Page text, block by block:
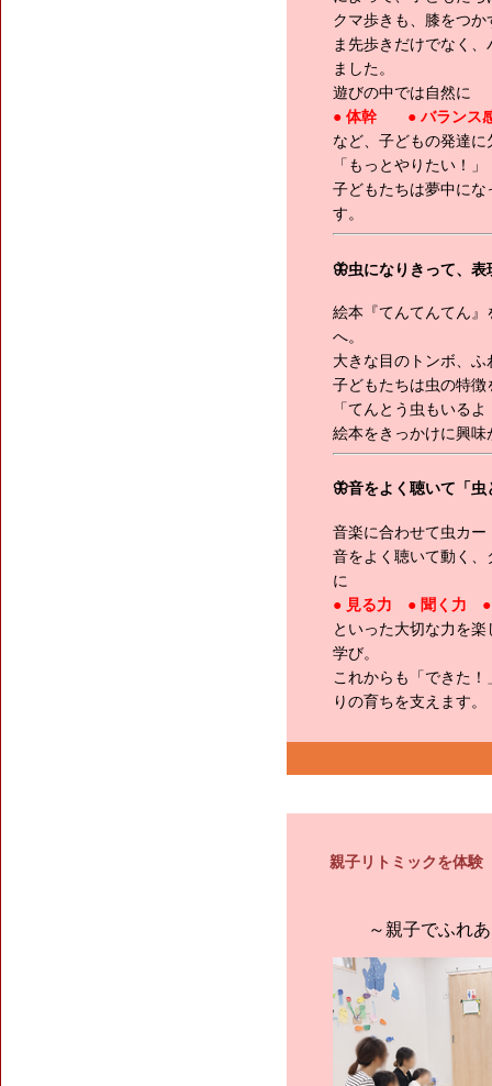
クマ歩きも、膝をつ
ま先歩きだけでなく
ました。
遊びの中では自然に
● 体幹 ● バランス
など、子どもの発達
「もっとやりたい！
子どもたちは夢中に
す。
🦋虫になりきって、表
絵本『てんてんてん
へ。
大きな目のトンボ、
子どもたちは虫の特
「てんとう虫もいる
絵本をきっかけに興
🦋音をよく聴いて「虫
音楽に合わせて虫カ
音をよく聴いて動く
に
● 見る力 ● 聞く力
といった大切な力を
学び。
これからも「できた
りの育ちを支えます。
親子リトミックを体験
～親子でふれ